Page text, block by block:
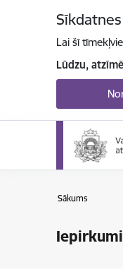
Sīkdatnes
Lai šī
Lūdzu,
Sākums
Iepirkumi